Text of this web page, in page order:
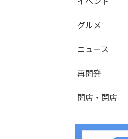
グルメ
ニュース
再開発
開店・閉店